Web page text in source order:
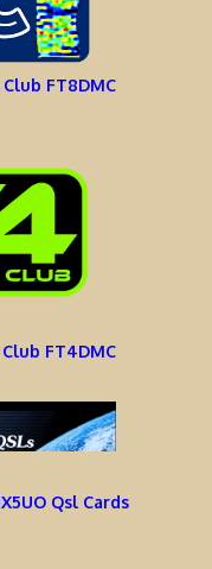
FT8DMC
FT4DMC
Qsl Cards